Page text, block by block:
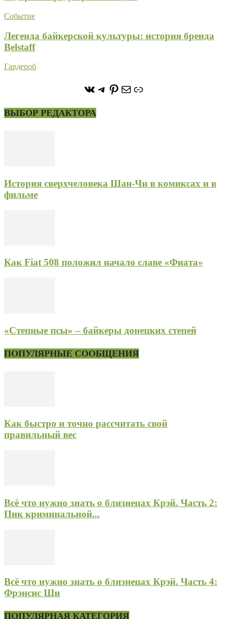
Событие
Легенда байкерской культуры: история бренда
Belstaff
Гардероб
https://vk.com/
https://t.me/stoneforest
https://
ПочтаСсылка
ВЫБОР РЕДАКТОРА
История сверхчеловека Шан-Чи в комиксах и в
фильме
Как Fiat 508 положил начало славе «Фиата»
«Степные псы» – байкеры донецких степей
ПОПУЛЯРНЫЕ СООБЩЕНИЯ
Как быстро и точно рассчитать свой
правильный вес
Всё что нужно знать о близнецах Крэй. Часть 2:
Пик криминальной...
Всё что нужно знать о близнецах Крэй. Часть 4:
Фрэнсис Ши
ПОПУЛЯРНАЯ КАТЕГОРИЯ